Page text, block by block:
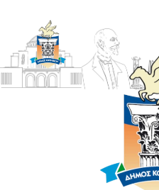
ΔΗΜΟΣ
ΚΟΡΙΝΘΙΩΝ